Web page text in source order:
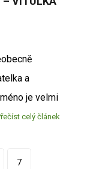
a
je velmi
celý článek
7